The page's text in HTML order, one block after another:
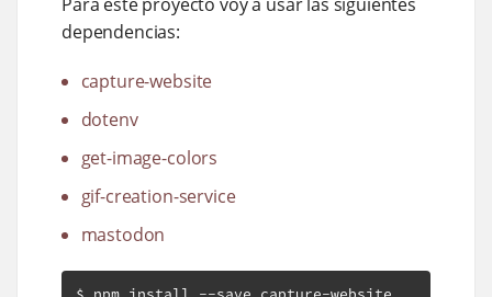
dependencias:
capture-website
dotenv
get-image-colors
gif-creation-service
mastodon